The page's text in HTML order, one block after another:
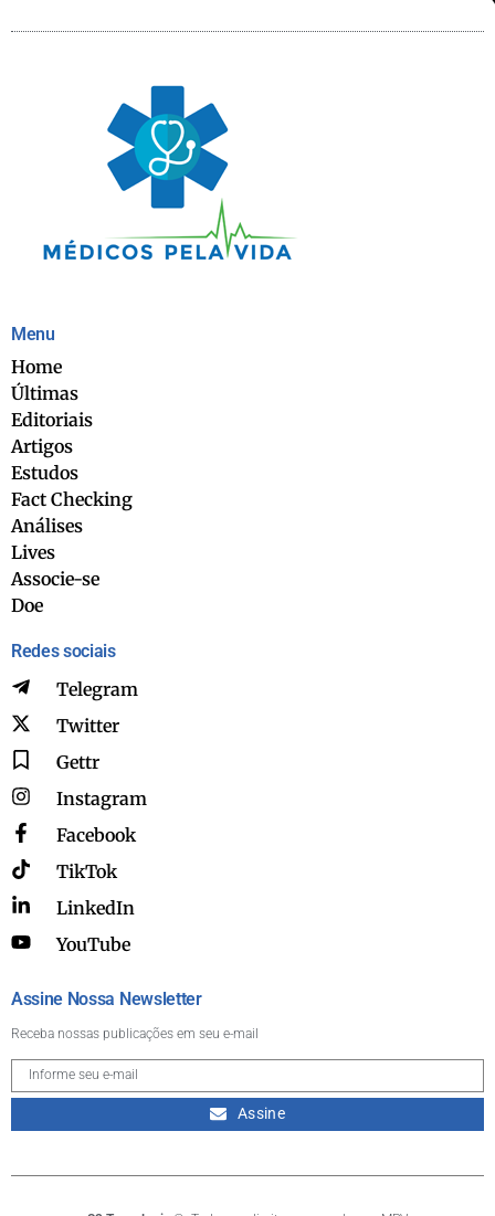
Menu
Home
Últimas
Editoriais
Artigos
Estudos
Fact Checking
Análises
Lives
Associe-se
Doe
Redes sociais
Telegram
Twitter
Gettr
Instagram
Facebook
TikTok
LinkedIn
YouTube
Assine Nossa Newsletter
Receba nossas publicações em seu e-mail
Assine